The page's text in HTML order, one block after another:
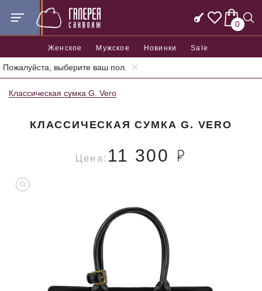
0
Женское Мужское Новинки Sale
Пожалуйста, выберите ваш пол.
Главная Женские сумки Женские классические сумки
Классическая сумка G. Vero
КЛАССИЧЕСКАЯ СУМКА G. VERO
Цена: 11 300